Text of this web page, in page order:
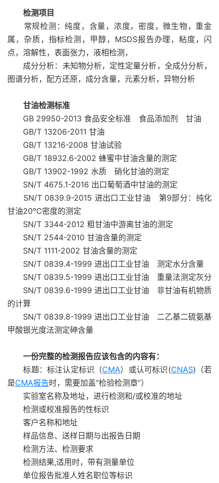
检测项目
常规检测：纯度，含量，浓度，密度，微生物，重金
属，杂质，指标检测，甲醇，MSDS报告办理，粘度，闪
点，溶解性，表面张力，液相检测，
成分分析：未知物分析，定性定量分析，全成分分析，
图谱分析，配方还原，成分含量，元素分析，异物分析
甘油检测标准
GB 29950-2013 食品安全标准 食品添加剂 甘油
GB/T 13206-2011 甘油
GB/T 13216-2008 甘油试验
GB/T 18932.6-2002 蜂蜜中甘油含量的测定
GB/T 13902-1992 水质 硝化甘油的测定
SN/T 4675.1-2016 出口葡萄酒中甘油的测定
SN/T 0839.9-2015 进出口工业甘油 第9部分：纯化
甘油20℃密度的测定
SN/T 3344-2012 粗甘油中游离甘油的测定
SN/T 2544-2010 甘油含量的测定
SN/T 1111-2002 甘油含量的测定
SN/T 0839.4-1999 进出口工业甘油 测定水分含量
SN/T 0839.5-1999 进出口工业甘油 重量法测定灰分
SN/T 0839.6-1999 进出口工业甘油 非甘油有机物质
的计算
SN/T 0839.8-1999 进出口工业甘油 二乙基二硫氨基
甲酸银光度法测定砷含量
一份完整的检测报告应该包含的内容有：
标题：标注认定标识（CMA）或认可标识(CNAS)（若
是CMA报告时，需要加盖“检验检测章”）
实验室名称及地址，进行检测和/或校准的地址
检测或校准报告的性标识
客户名称和地址
样品信息、送样日期与出报告日期
检测方法、检测要求
检测结果,适用时，带有测量单位
单位报告批准人姓名职位等标识